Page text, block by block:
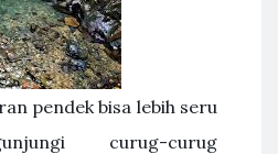
pendek bisa lebih seru
curug-curug